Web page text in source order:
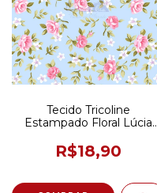
Tecido Tricoline
Estampado Floral Lúcia
150CM
R$18,90